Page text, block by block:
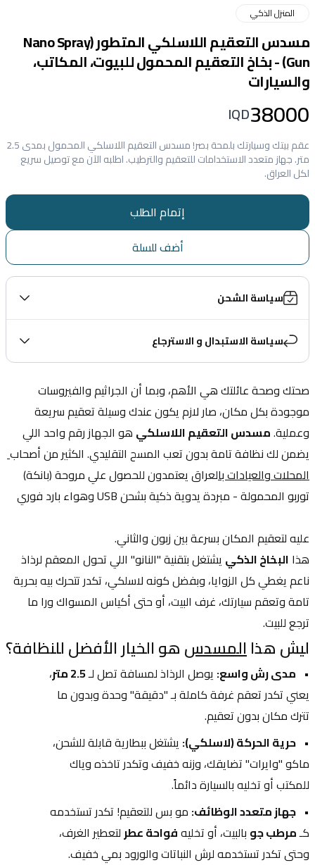
المنزل الذكي
مسدس التعقيم اللاسلكي المتطور (Nano Spray
Gun) - بخاخ التعقيم المحمول للبيوت، المكاتب،
والسيارات
38000
IQD
عقم بيتك وسيارتك بلمحة بصر! مسدس التعقيم اللاسلكي المحمول بمدى 2.5
متر. جهاز متعدد الاستخدامات للتعقيم والترطيب. اطلبه الآن مع توصيل سريع
لكل العراق.
إتمام الطلب
أضف للسلة
سياسة الشحن
سياسة الاستبدال و الاسترجاع
وعملية. مسدس التعقيم اللاسلكي
يضمن لك نظافة تامة بدون تعب المسح التقليدي. الكثير من أصحاب
المحلات والعيادات با
توربو المحمولة - مبردة يدوية ذكية بشحن USB وهواء بارد فوري
عليه لتعقيم المكان بسرعة بين زبون والثاني.
هذا البخاخ الذكي
ترجع للبيت.
ليش هذا المسدس هو الخيار الأفضل للنظافة؟
مدى رش واسع: يوصل الرذاذ لمسافة تصل لـ 2.5 متر
تترك مكان بدون تعقيم.
حرية الحركة (لاسلكي):
للمكتب أو تخليه بالسيارة دائماً.
جهاز متعدد الوظائف:
كـ مرطب جو بالبيت، أو تخليه فواحة عطر
وحتى تكدر تستخدمه لرش النباتات والورود بمي خفيف.